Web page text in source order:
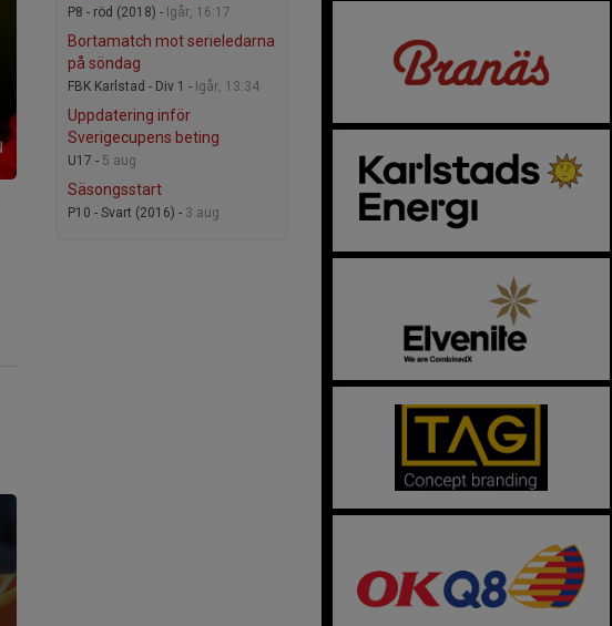
P8 - röd (2018) - Igår, 16:17
Bortamatch mot serieledarna
på söndag
FBK Karlstad - Div 1 - Igår, 13:34
Uppdatering inför
Sverigecupens beting
U17 - 5 aug
Säsongsstart
P10 - Svart (2016) - 3 aug